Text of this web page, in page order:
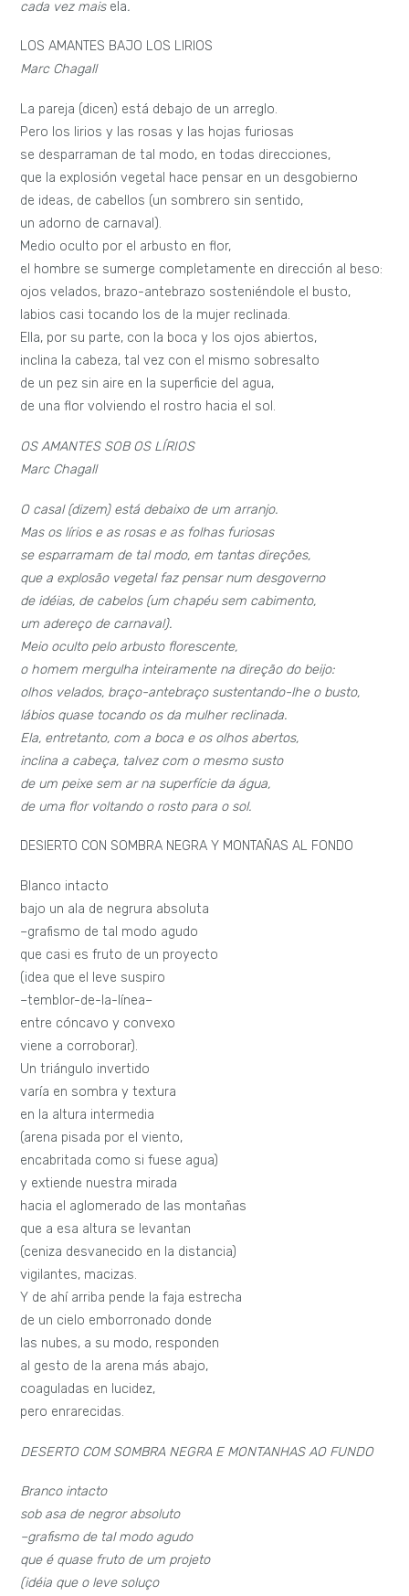
cada vez mais ela.
LOS AMANTES BAJO LOS LIRIOS
Marc Chagall
La pareja (dicen) está debajo de un arreglo.
Pero los lirios y las rosas y las hojas furiosas
se desparraman de tal modo, en todas direcciones,
que la explosión vegetal hace pensar en un desgobierno
de ideas, de cabellos (un sombrero sin sentido,
un adorno de carnaval).
Medio oculto por el arbusto en flor,
el hombre se sumerge completamente en dirección al beso:
ojos velados, brazo-antebrazo sosteniéndole el busto,
labios casi tocando los de la mujer reclinada.
Ella, por su parte, con la boca y los ojos abiertos,
inclina la cabeza, tal vez con el mismo sobresalto
de un pez sin aire en la superficie del agua,
de una flor volviendo el rostro hacia el sol.
OS AMANTES SOB OS LÍRIOS
Marc Chagall
O casal (dizem) está debaixo de um arranjo.
Mas os lírios e as rosas e as folhas furiosas
se esparramam de tal modo, em tantas direções,
que a explosão vegetal faz pensar num desgoverno
de idéias, de cabelos (um chapéu sem cabimento,
um adereço de carnaval).
Meio oculto pelo arbusto florescente,
o homem mergulha inteiramente na direção do beijo:
olhos velados, braço-antebraço sustentando-lhe o busto,
lábios quase tocando os da mulher reclinada.
Ela, entretanto, com a boca e os olhos abertos,
inclina a cabeça, talvez com o mesmo susto
de um peixe sem ar na superfície da água,
de uma flor voltando o rosto para o sol.
DESIERTO CON SOMBRA NEGRA Y MONTAÑAS AL FONDO
Blanco intacto
bajo un ala de negrura absoluta
–grafismo de tal modo agudo
que casi es fruto de un proyecto
(idea que el leve suspiro
–temblor-de-la-línea–
entre cóncavo y convexo
viene a corroborar).
Un triángulo invertido
varía en sombra y textura
en la altura intermedia
(arena pisada por el viento,
encabritada como si fuese agua)
y extiende nuestra mirada
hacia el aglomerado de las montañas
que a esa altura se levantan
(ceniza desvanecido en la distancia)
vigilantes, macizas.
Y de ahí arriba pende la faja estrecha
de un cielo emborronado donde
las nubes, a su modo, responden
al gesto de la arena más abajo,
coaguladas en lucidez,
pero enrarecidas.
DESERTO COM SOMBRA NEGRA E MONTANHAS AO FUNDO
Branco intacto
sob asa de negror absoluto
–grafismo de tal modo agudo
que é quase fruto de um projeto
(idéia que o leve soluço